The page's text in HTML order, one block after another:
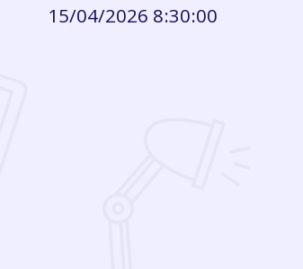
15/04/2026 8:30:00